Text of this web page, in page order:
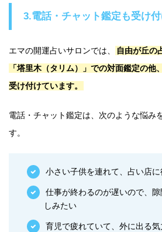
3.電話・チャット鑑定も受け
エマの開運占いサロンでは、
自由が丘の
「塔里木（タリム）」での対面鑑定の他
受け付けています。
電話・チャット鑑定は、次のような悩み
す。
小さい子供を連れて、占い店
仕事が終わるのが遅いので、
しみたい
育児で疲れていて、外に出る気